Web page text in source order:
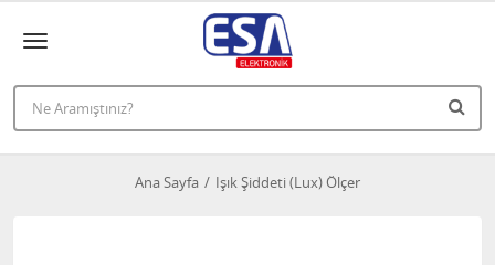
Ana Sayfa Işık Şiddeti (Lux) Ölçer